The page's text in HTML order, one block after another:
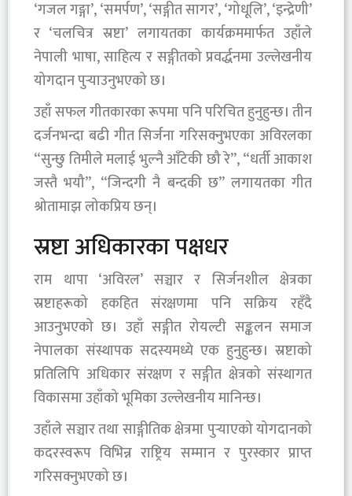
‘गजल गङ्गा’, ‘समर्पण’, ‘सङ्गीत सागर’, ‘गोधूलि’, ‘इन्द्रेणी’
र ‘चलचित्र स्रष्टा’ लगायतका कार्यक्रममार्फत उहाँले
नेपाली भाषा, साहित्य र सङ्गीतको प्रवर्द्धनमा उल्लेखनीय
योगदान पुर्‍याउनुभएको छ।
उहाँ सफल गीतकारका रूपमा पनि परिचित हुनुहुन्छ। तीन
दर्जनभन्दा बढी गीत सिर्जना गरिसक्नुभएका अविरलका
“सुन्छु तिमीले मलाई भुल्नै आँटेकी छौ रे”, “धर्ती आकाश
जस्तै भयौ”, “जिन्दगी नै बन्दकी छ” लगायतका गीत
श्रोतामाझ लोकप्रिय छन्।
स्रष्टा अधिकारका पक्षधर
राम थापा ‘अविरल’ सञ्चार र सिर्जनशील क्षेत्रका
स्रष्टाहरूको हकहित संरक्षणमा पनि सक्रिय रहँदै
आउनुभएको छ। उहाँ सङ्गीत रोयल्टी सङ्कलन समाज
नेपालका संस्थापक सदस्यमध्ये एक हुनुहुन्छ। स्रष्टाको
प्रतिलिपि अधिकार संरक्षण र सङ्गीत क्षेत्रको संस्थागत
विकासमा उहाँको भूमिका उल्लेखनीय मानिन्छ।
उहाँले सञ्चार तथा साङ्गीतिक क्षेत्रमा पुर्‍याएको योगदानको
कदरस्वरूप विभिन्न राष्ट्रिय सम्मान र पुरस्कार प्राप्त
गरिसक्नुभएको छ।